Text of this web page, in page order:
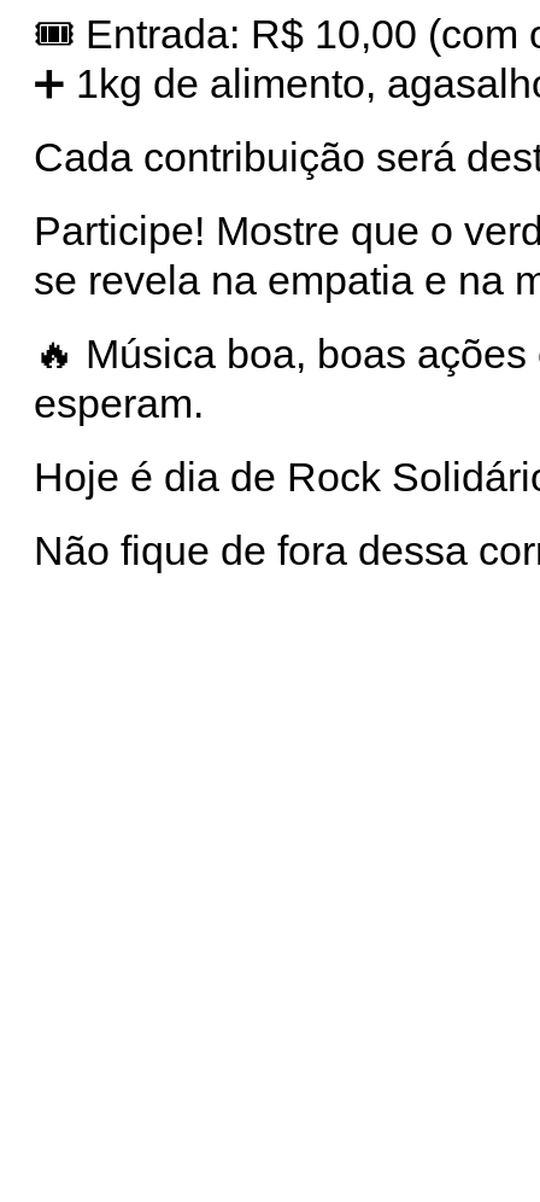
🎟 Entrada: R$ 10,00 (com
➕ 1kg de alimento,
Cada contribuição será
Participe! Mostre que o
se revela na empatia e na
🔥 Música boa, boas
esperam.
Hoje é dia de Rock
Não fique de fora dessa